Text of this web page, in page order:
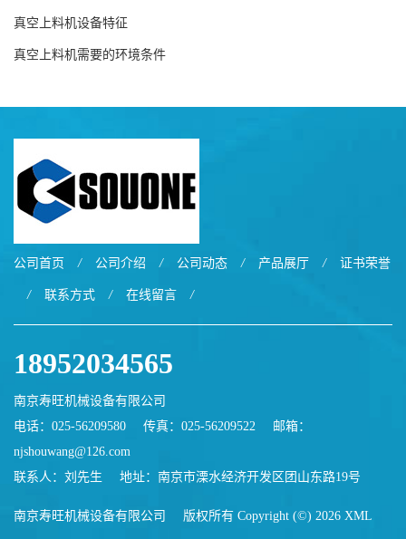
真空上料机设备特征
真空上料机需要的环境条件
公司首页 / 公司介绍 / 公司动态 / 产品展厅 / 证书荣誉
/ 联系方式 / 在线留言 /
18952034565
南京寿旺机械设备有限公司
电话：025-56209580
传真：025-56209522
邮箱：
njshouwang@126.com
联系人：刘先生
地址：南京市溧水经济开发区团山东路19号
南京寿旺机械设备有限公司 版权所有 Copyright (©) 2026 XML